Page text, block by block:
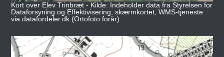
Kort over Elev Trinbræt - Kilde: Indeholder data fra Styrelsen for
Dataforsyning og Effektivisering, skærmkortet, WMS-tjeneste
via datafordeler.dk (Ortofoto forår)